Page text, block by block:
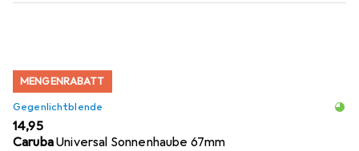
MENGENRABATT
Gegenlichtblende
EUR
14,95
CarubaUniversal Sonnenhaube 67mm